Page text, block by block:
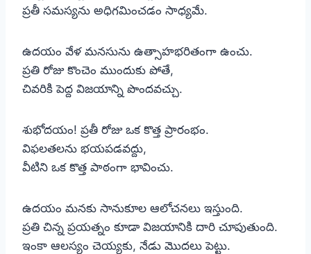
ప్రతీ సమస్యను అధిగమించడం సాధ్యమే.
ఉదయం వేళ మనసును ఉత్సాహభరితంగా ఉంచు.
ప్రతి రోజు కొంచెం ముందుకు పోతే,
చివరికి పెద్ద విజయాన్ని పొందవచ్చు.
శుభోదయం! ప్రతీ రోజు ఒక కొత్త ప్రారంభం.
విఫలతలను భయపడవద్దు,
వీటిని ఒక కొత్త పాఠంగా భావించు.
ఉదయం మనకు సానుకూల ఆలోచనలు ఇస్తుంది.
ప్రతి చిన్న ప్రయత్నం కూడా విజయానికి దారి చూపుతుంది.
ఇంకా ఆలస్యం చెయ్యకు, నేడు మొదలు పెట్టు.